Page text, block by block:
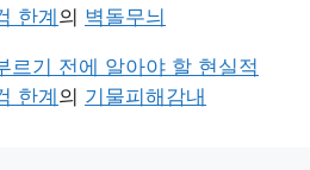
한계의 벽돌무늬
르기 전에 알아야 할 현실적
한계의 기물피해감내